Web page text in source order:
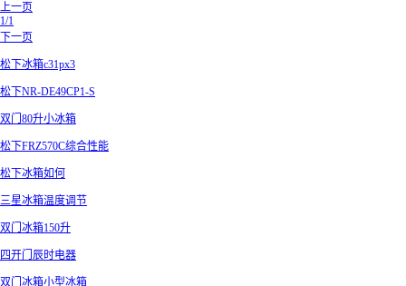
上一页
1/1
下一页
松下冰箱c31px3
松下NR-DE49CP1-S
双门80升小冰箱
松下FRZ570C综合性能
松下冰箱如何
三星冰箱温度调节
双门冰箱150升
四开门辰时电器
双门冰箱小型冰箱